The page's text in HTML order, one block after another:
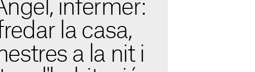
infermer:
la casa,
a la nit i